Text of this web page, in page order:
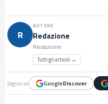
R
AUTORE
Redazione
Redazione
Tutti gli articoli →
Seguici su GoogleDiscover